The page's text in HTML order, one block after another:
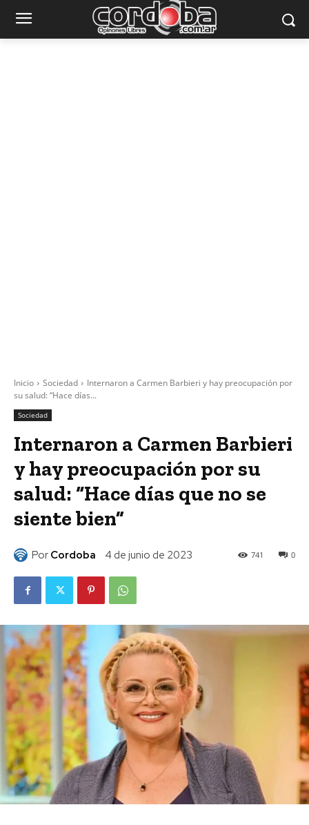
Inicio Sociedad
Internaron a Carmen Barbieri y hay preocupación por
su salud: “Hace días...
Sociedad
Internaron a Carmen Barbieri
y hay preocupación por su
salud: “Hace días que no se
siente bien”
Por Cordoba 4 de junio de 2023 0
741